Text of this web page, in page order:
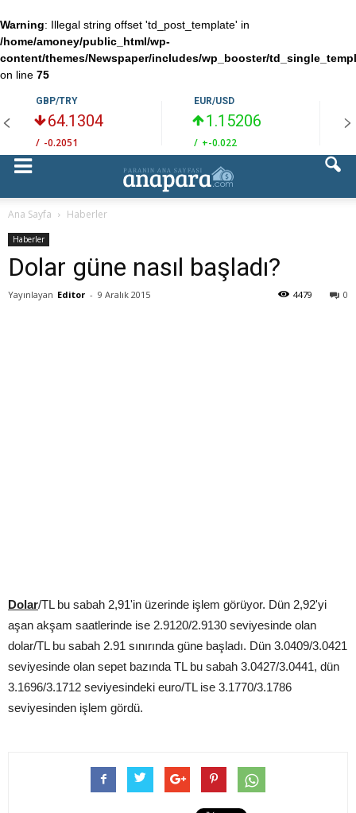
Warning: Illegal string offset 'td_post_template' in
/home/amoney/public_html/wp-
content/themes/Newspaper/includes/wp_booster/
on line 75
GBP/TRY
64.1304
/ -0.2051
EUR/USD
1.15206
/ +-0.022
Ana Sayfa Haberler
Haberler
Dolar güne nasıl başladı?
Yayınlayan Editor - 9 Aralık 2015 0
4479
Dolar/TL bu sabah 2,91'in üzerinde işlem görüyor. Dün 2,92'yi
aşan akşam saatlerinde ise 2.9120/2.9130 seviyesinde olan
dolar/TL bu sabah 2.91 sınırında güne başladı. Dün 3.0409/3.0421
seviyesinde olan sepet bazında TL bu sabah 3.0427/3.0441, dün
3.1696/3.1712 seviyesindeki euro/TL ise 3.1770/3.1786
seviyesinden işlem gördü.